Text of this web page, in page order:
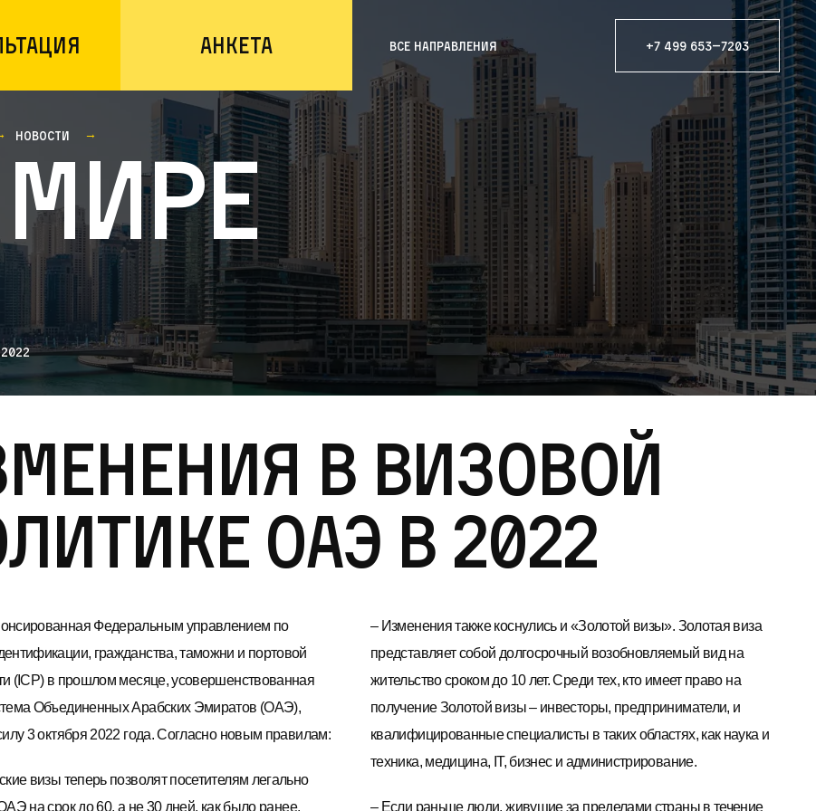
Анкета Все направления +7 499 653—7203
Новости
в визовой
ОАЭ в 2022
Федеральным управлением по
гражданства, таможни и портовой
(ICP) в прошлом месяце, усовершенствованная
Объединенных Арабских Эмиратов (ОАЭ),
3 октября 2022 года. Согласно новым правилам:
визы теперь позволят посетителям легально
на срок до 60, а не 30 дней, как было ранее.
– Изменения также коснулись и «Золотой визы». Золотая виза
представляет собой долгосрочный возобновляемый вид на
жительство сроком до 10 лет. Среди тех, кто имеет право на
получение Золотой визы – инвесторы, предприниматели, и
квалифицированные специалисты в таких областях, как наука и
техника, медицина, IT, бизнес и администрирование.
– Если раньше люди, живущие за пределами страны в течение